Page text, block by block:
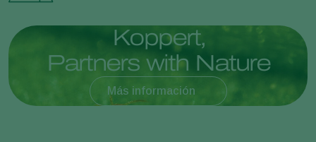
Koppert,
Partners with Nature
Más información